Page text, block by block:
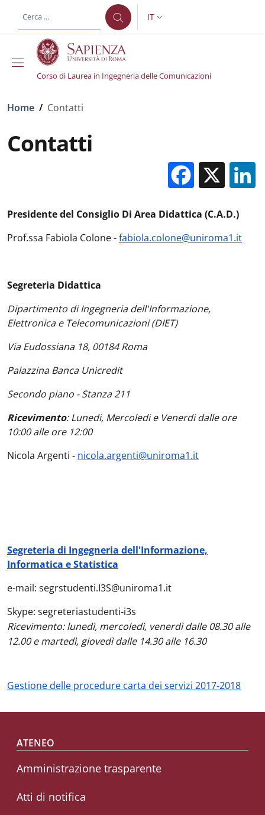
al contenuto principale
SELETTORE LINGUA:
IT
Corso di Laurea in Ingegneria delle Comunicazioni
Briciole di pane
Home / Contatti
Contatti
X
Presidente del Consiglio Di Area Didattica (C.A.D.)
Prof.ssa Fabiola Colone -fabiola.colone@uniroma1.it
Segreteria Didattica
Dipartimento di Ingegneria dell'Informazione,
Elettronica e Telecomunicazioni (DIET)
Via Eudossiana 18, 00184 Roma
Palazzina Banca Unicredit
Secondo piano - Stanza 211
Ricevimento:Lunedi, Mercoledi e Venerdi dalle ore
10:00 alle ore 12:00
Nicola Argenti - nicola.argenti@uniroma1.it
Segreteria di Ingegneria dell'Informazione,
Informatica e Statistica
e-mail: segrstudenti.I3S@uniroma1.it
Skype: segreteriastudenti-i3s
Ricevimento:lunedì, mercoledì, venerdì dalle 08.30 alle
12.00 emartedì, giovedì dalle 14.30 alle 16.30
Gestione delle procedure carta dei servizi 2017-2018
Footer menu
ATENEO
Amministrazione trasparente
Atti di notifica